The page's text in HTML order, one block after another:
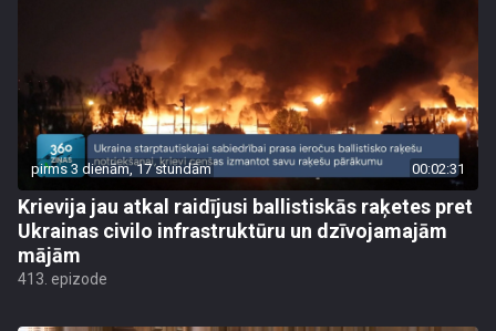
pirms 3 dienām, 17 stundām 00:02:31
Krievija jau atkal raidījusi ballistiskās raķetes pret
Ukrainas civilo infrastruktūru un dzīvojamajām
mājām
413. epizode